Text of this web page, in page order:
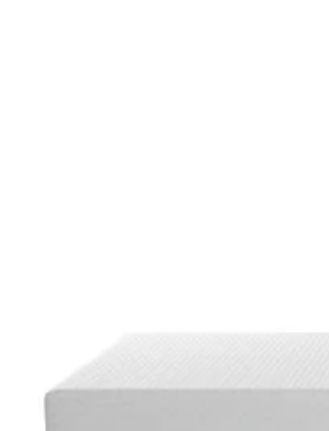
Topmadrasser 180x200
Topmadrasser 160x200